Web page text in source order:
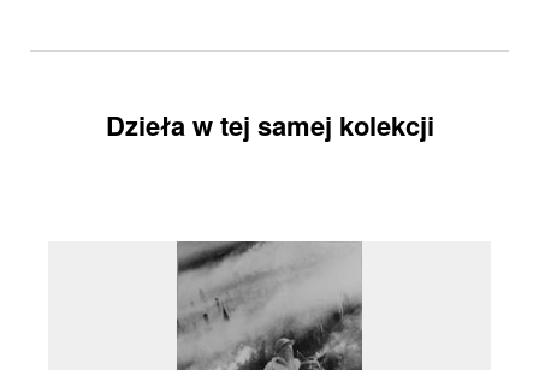
Dzieła w tej samej kolekcji